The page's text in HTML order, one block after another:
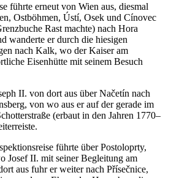
führte erneut von Wien aus, diesmal
Ostböhmen, Ústí, Osek und Cínovec
Rast machte) nach Hora
wanderte er durch die hiesigen
nach Kalk, wo der Kaiser am
Eisenhütte mit seinem Besuch
II. von dort aus über Načetín nach
von wo aus er auf der gerade im
(erbaut in den Jahren 1770–
führte über Postoloprty,
Josef II. mit seiner Begleitung am
aus fuhr er weiter nach Přísečnice,